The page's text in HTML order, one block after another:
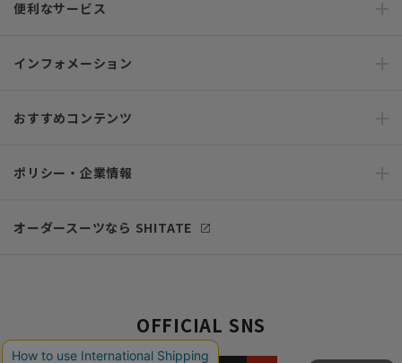
便利なサービス
インフォメーション
おすすめコンテンツ
ポリシー・企業情報
オーダースーツなら SHITATE
OFFICIAL SNS